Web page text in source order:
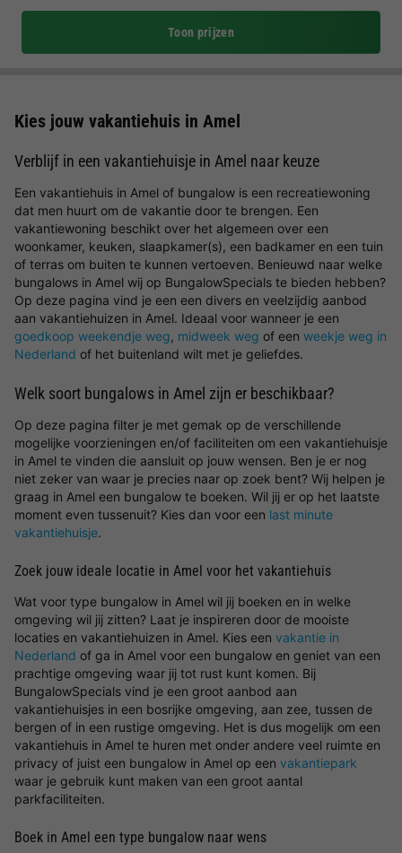
Toon prijzen
Kies jouw vakantiehuis in Amel
Verblijf in een vakantiehuisje in Amel naar keuze
Een vakantiehuis in Amel of bungalow is een recreatiewoning
dat men huurt om de vakantie door te brengen. Een
vakantiewoning beschikt over het algemeen over een
woonkamer, keuken, slaapkamer(s), een badkamer en een tuin
of terras om buiten te kunnen vertoeven. Benieuwd naar welke
bungalows in Amel wij op BungalowSpecials te bieden hebben?
Op deze pagina vind je een een divers en veelzijdig aanbod
aan vakantiehuizen in Amel. Ideaal voor wanneer je een
goedkoop weekendje weg, midweek weg of een weekje weg in
Nederland of het buitenland wilt met je geliefdes.
Welk soort bungalows in Amel zijn er beschikbaar?
Op deze pagina filter je met gemak op de verschillende
mogelijke voorzieningen en/of faciliteiten om een vakantiehuisje
in Amel te vinden die aansluit op jouw wensen. Ben je er nog
niet zeker van waar je precies naar op zoek bent? Wij helpen je
graag in Amel een bungalow te boeken. Wil jij er op het laatste
moment even tussenuit? Kies dan voor een last minute
vakantiehuisje.
Zoek jouw ideale locatie in Amel voor het vakantiehuis
Wat voor type bungalow in Amel wil jij boeken en in welke
omgeving wil jij zitten? Laat je inspireren door de mooiste
locaties en vakantiehuizen in Amel. Kies een vakantie in
Nederland of ga in Amel voor een bungalow en geniet van een
prachtige omgeving waar jij tot rust kunt komen. Bij
BungalowSpecials vind je een groot aanbod aan
vakantiehuisjes in een bosrijke omgeving, aan zee, tussen de
bergen of in een rustige omgeving. Het is dus mogelijk om een
vakantiehuis in Amel te huren met onder andere veel ruimte en
privacy of juist een bungalow in Amel op een vakantiepark
waar je gebruik kunt maken van een groot aantal
parkfaciliteiten.
Boek in Amel een type bungalow naar wens